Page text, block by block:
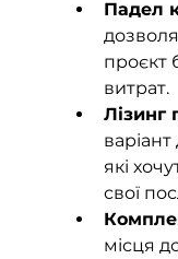
Падел
проєкт
витрат.
Лізинг
які
свої
місця